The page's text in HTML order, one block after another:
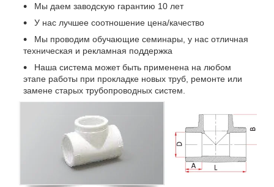
Мы даем заводскую гарантию 10 лет
У нас лучшее соотношение цена/качество
Мы проводим обучающие семинары, у нас отличная
техническая и рекламная поддержка
Наша система может быть применена на любом
этапе работы при прокладке новых труб, ремонте или
замене старых трубопроводных систем.